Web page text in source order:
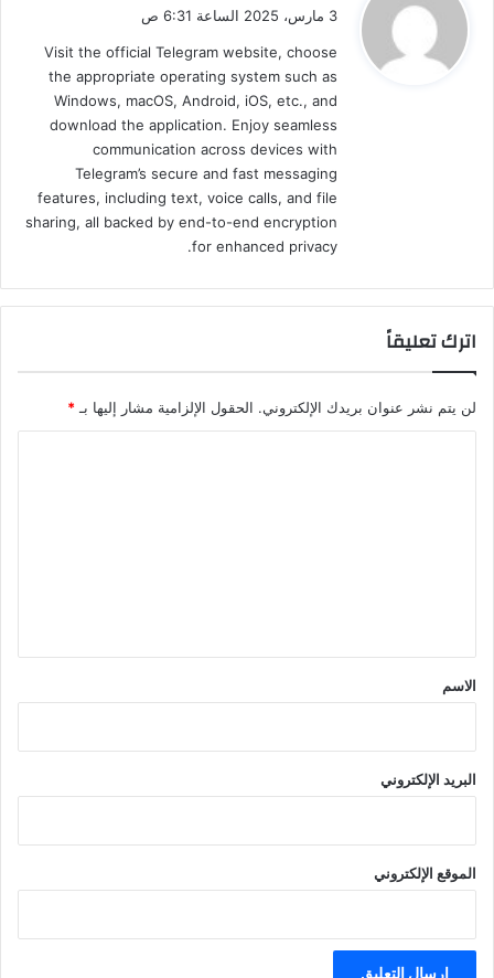
ل
3 مارس، 2025 الساعة 6:31 ص
Visit the official Telegram website, choose
the appropriate operating system such as
Windows, macOS, Android, iOS, etc., and
download the application. Enjoy seamless
communication across devices with
Telegram’s secure and fast messaging
features, including text, voice calls, and file
sharing, all backed by end-to-end encryption
for enhanced privacy.
اترك تعليقاً
لن يتم نشر عنوان بريدك الإلكتروني. الحقول الإلزامية مشار إليها بـ *
*
الاسم
البريد الإلكتروني
الموقع الإلكتروني